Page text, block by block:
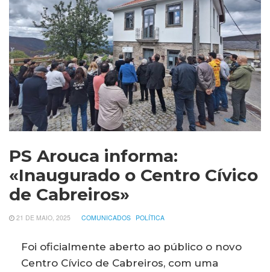
PS Arouca informa:
«Inaugurado o Centro Cívico
de Cabreiros»
21 DE MAIO, 2025 COMUNICADOS POLÍTICA
Foi oficialmente aberto ao público o novo
Centro Cívico de Cabreiros, com uma